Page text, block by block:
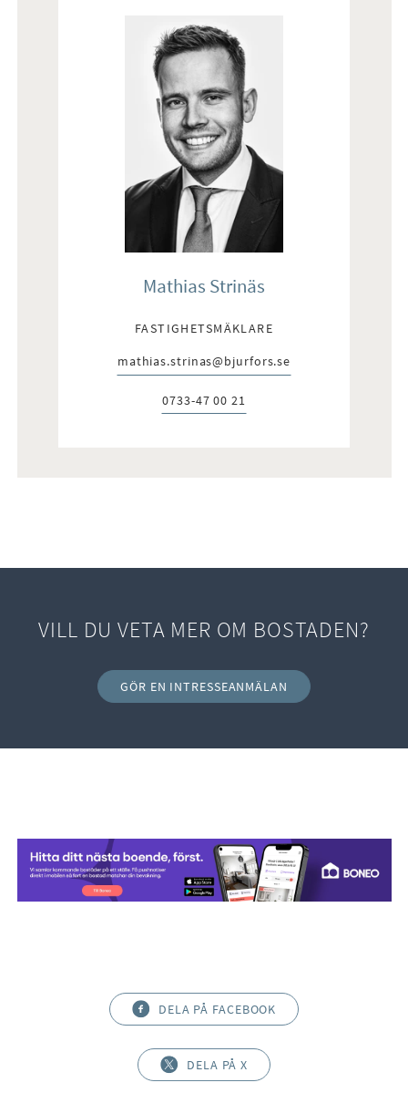
Mathias Strinäs
FASTIGHETSMÄKLARE
E-post:
mathias.strinas@bjurfors.se
Telefon:
0733-47 00 21
VILL DU VETA MER OM BOSTADEN?
GÖR EN INTRESSEANMÄLAN
DELA PÅ FACEBOOK
DELA PÅ X